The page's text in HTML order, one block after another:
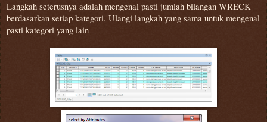
Langkah seterusnya adalah mengenal pasti jumlah bilangan WRECK
berdasarkan setiap kategori. Ulangi langkah yang sama untuk mengenal
pasti kategori yang lain